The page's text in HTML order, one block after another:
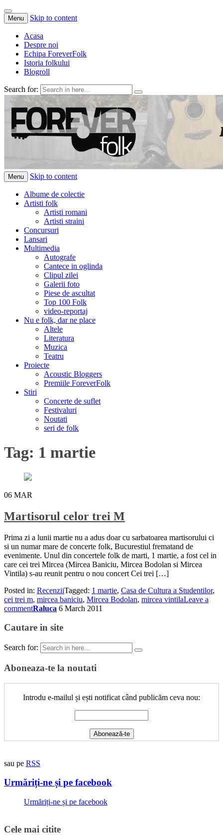
Menu Skip to content
Acasa
Despre noi
Echipa ForeverFolk
Istoria folkului
Blogroll
Search for:
ForeverFolk
Muzica sufletului tau
Menu Skip to content
Albume de colectie
Artisti folk
Artisti romani
Artisti straini
Concursuri
Lansari
Multimedia
Autografe
Cantece in oglinda
Clipul zilei
Galerii foto
Piese de ascultat
Top 100 Folk
video-reportaj
Nu e folk, dar ne place
Altele
Literatura
Muzica
Teatru
Proiecte
Acoustic Bloggers
Premiile ForeverFolk
Stiri
Concerte de suflet
Festivaluri
Noutati
seri de folk
Tag: 1 martie
06 MAR
Martisorul celor trei M
Prima zi a lunii martie nu a adus doar cu sarbatoarea martisorului ci
si un numar mare de concerte folk, Bucurestiul frematand de
evenimente. Unul din concertele folk de marti, 1 martie, a fost cel in
care cei trei Mircea (Mircea Baniciu, Mircea Bodolan si Mircea
Vintila) s-au reunit pentru o nou concert Cei trei […]
Posted in: RecenziiTagged: 1 martie, Casa de Cultura a Studentilor,
cei trei m, mircea baniciu, Mircea Bodolan, mircea vintilaLeave a
commentRaluca 6 March 2011
Cautare in site
Search for:
Aboneaza-te la noutati
Introdu e-mailul și ești notificat când publicăm ceva nou:
sau pe RSS
Urmăriți-ne și pe facebook
Urmăriți-ne și pe facebook
Cele mai citite